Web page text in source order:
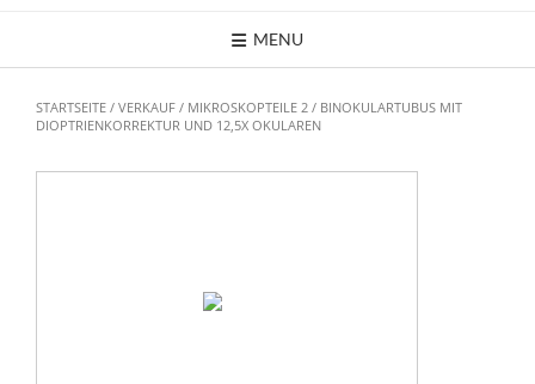
MENU
STARTSEITE / VERKAUF / MIKROSKOPTEILE 2 / BINOKULARTUBUS MIT
DIOPTRIENKORREKTUR UND 12,5X OKULAREN